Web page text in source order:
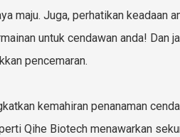
maju. Juga, perhatikan keadaan
untuk cendawan anda! Dan
pencemaran.
kemahiran penanaman
Qihe Biotech menawarkan